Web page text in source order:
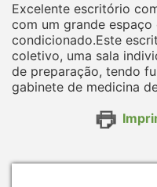
Excelente escritório
com um grande espaço
condicionado.Este
coletivo, uma sala
de preparação, tendo
gabinete de medicina